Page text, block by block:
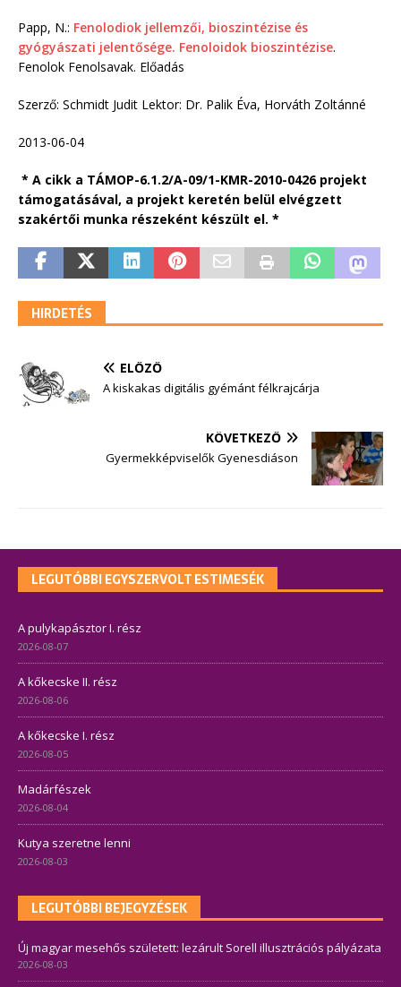
Papp, N.: Fenolodiok jellemzői, bioszintézise és
gyógyászati jelentősége. Fenoloidok bioszintézise.
Fenolok Fenolsavak. Előadás
Szerző: Schmidt Judit Lektor: Dr. Palik Éva, Horváth Zoltánné
2013-06-04
* A cikk a TÁMOP-6.1.2/A-09/1-KMR-2010-0426 projekt
támogatásával, a projekt keretén belül elvégzett
szakértői munka részeként készült el. *
HIRDETÉS
ELŐZŐ
A kiskakas digitális gyémánt félkrajcárja
KÖVETKEZŐ
Gyermekképviselők Gyenesdiáson
LEGUTÓBBI EGYSZERVOLT ESTIMESÉK
A pulykapásztor I. rész
2026-08-07
A kőkecske II. rész
2026-08-06
A kőkecske I. rész
2026-08-05
Madárfészek
2026-08-04
Kutya szeretne lenni
2026-08-03
LEGUTÓBBI BEJEGYZÉSEK
Új magyar mesehős született: lezárult Sorell illusztrációs pályázata
2026-08-03